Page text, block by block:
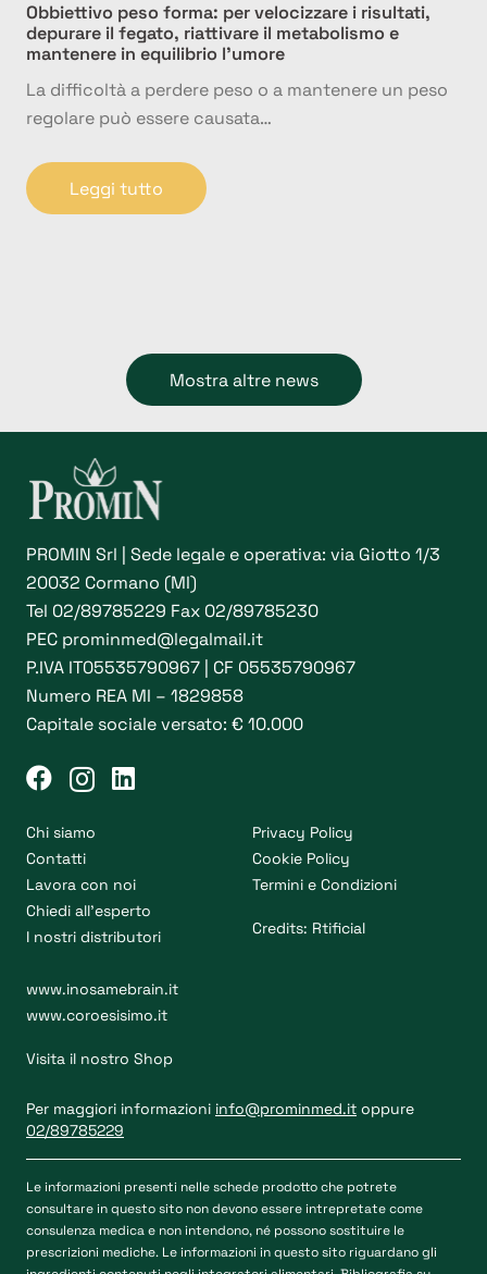
Obbiettivo peso forma: per velocizzare i risultati,
depurare il fegato, riattivare il metabolismo e
mantenere in equilibrio l’umore
La difficoltà a perdere peso o a mantenere un peso
regolare può essere causata…
Leggi tutto
Mostra altre news
PROMIN Srl | Sede legale e operativa: via Giotto 1/3
20032 Cormano (MI)
Tel 02/89785229 Fax 02/89785230
PEC prominmed@legalmail.it
P.IVA IT05535790967 | CF 05535790967
Numero REA MI – 1829858
Capitale sociale versato: € 10.000
Chi siamo
Contatti
Lavora con noi
Chiedi all’esperto
I nostri distributori
Privacy Policy
Cookie Policy
Termini e Condizioni
Credits: Rtificial
www.inosamebrain.it
www.coroesisimo.it
Visita il nostro Shop
Per maggiori informazioni info@prominmed.it oppure
02/89785229
Le informazioni presenti nelle schede prodotto che potrete
consultare in questo sito non devono essere intrepretate come
consulenza medica e non intendono, né possono sostituire le
prescrizioni mediche. Le informazioni in questo sito riguardano gli